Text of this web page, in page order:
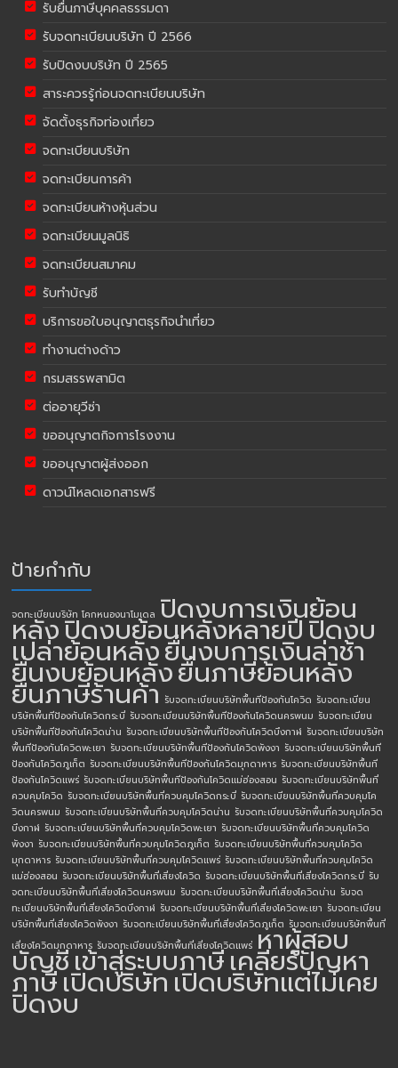
รับยื่นภาษีบุคคลธรรมดา
รับจดทะเบียนบริษัท ปี 2566
รับปิดงบบริษัท ปี 2565
สาระควรรู้ก่อนจดทะเบียนบริษัท
จัดตั้งธุรกิจท่องเที่ยว
จดทะเบียนบริษัท
จดทะเบียนการค้า
จดทะเบียนห้างหุ้นส่วน
จดทะเบียนมูลนิธิ
จดทะเบียนสมาคม
รับทำบัญชี
บริการขอใบอนุญาตธุรกิจนำเที่ยว
ทำงานต่างด้าว
กรมสรรพสามิต
ต่ออายุวีซ่า
ขออนุญาตกิจการโรงงาน
ขออนุญาตผู้ส่งออก
ดาวน์โหลดเอกสารฟรี
ป้ายกำกับ
จดทะเบียนบริษัท โคกหนองนาโมเดล ปิดงบการเงินย้อน
หลังปิดงบย้อนหลังหลายปีปิดงบ
เปล่าย้อนหลังยื่นงบการเงินล่าช้า
ยื่นงบย้อนหลังยื่นภาษีย้อนหลัง
ยื่นภาษีร้านค้า รับจดทะเบียนบริษัทพื้นทีป้องกันโควิด รับจดทะเบียน
บริษัทพื้นทีป้องกันโควิดกระบี่ รับจดทะเบียนบริษัทพื้นทีป้องกันโควิดนครพนม รับจดทะเบียน
บริษัทพื้นทีป้องกันโควิดน่าน รับจดทะเบียนบริษัทพื้นทีป้องกันโควิดบึงกาฬ รับจดทะเบียนบริษัท
พื้นทีป้องกันโควิดพะเยา รับจดทะเบียนบริษัทพื้นทีป้องกันโควิดพังงา รับจดทะเบียนบริษัทพื้นที
ป้องกันโควิดภูเก็ต รับจดทะเบียนบริษัทพื้นทีป้องกันโควิดมุกดาหาร รับจดทะเบียนบริษัทพื้นที
ป้องกันโควิดแพร่ รับจดทะเบียนบริษัทพื้นทีป้องกันโควิดแม่ฮ่องสอน รับจดทะเบียนบริษัทพื้นที่
ควบคุมโควิด รับจดทะเบียนบริษัทพื้นที่ควบคุมโควิดกระบี่ รับจดทะเบียนบริษัทพื้นที่ควบคุมโค
วิดนครพนม รับจดทะเบียนบริษัทพื้นที่ควบคุมโควิดน่าน รับจดทะเบียนบริษัทพื้นที่ควบคุมโควิด
บึงกาฬ รับจดทะเบียนบริษัทพื้นที่ควบคุมโควิดพะเยา รับจดทะเบียนบริษัทพื้นที่ควบคุมโควิด
พังงา รับจดทะเบียนบริษัทพื้นที่ควบคุมโควิดภูเก็ต รับจดทะเบียนบริษัทพื้นที่ควบคุมโควิด
มุกดาหาร รับจดทะเบียนบริษัทพื้นที่ควบคุมโควิดแพร่ รับจดทะเบียนบริษัทพื้นที่ควบคุมโควิด
แม่ฮ่องสอน รับจดทะเบียนบริษัทพื้นที่เสี่ยงโควิด รับจดทะเบียนบริษัทพื้นที่เสี่ยงโควิดกระบี่ รับ
จดทะเบียนบริษัทพื้นที่เสี่ยงโควิดนครพนม รับจดทะเบียนบริษัทพื้นที่เสี่ยงโควิดน่าน รับจด
ทะเบียนบริษัทพื้นที่เสี่ยงโควิดบึงกาฬ รับจดทะเบียนบริษัทพื้นที่เสี่ยงโควิดพะเยา รับจดทะเบียน
บริษัทพื้นที่เสี่ยงโควิดพังงา รับจดทะเบียนบริษัทพื้นที่เสี่ยงโควิดภูเก็ต รับจดทะเบียนบริษัทพื้นที่
เสี่ยงโควิดมุกดาหาร รับจดทะเบียนบริษัทพื้นที่เสี่ยงโควิดแพร่ หาผู้สอบ
บัญชีเข้าสู่ระบบภาษีเคลียร์ปัญหา
ภาษีเปิดบริษัทเปิดบริษัทแต่ไม่เคย
ปิดงบ